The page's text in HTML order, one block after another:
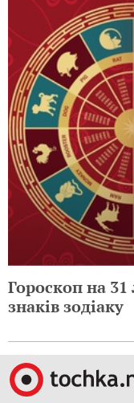
Гороскоп на 31
знаків зодіаку